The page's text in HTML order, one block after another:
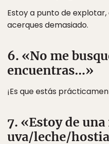
Estoy a punto de
acerques demasiado.
6. «No me
encuentras…»
¡Es que estás
7. «Estoy de
uva/leche/